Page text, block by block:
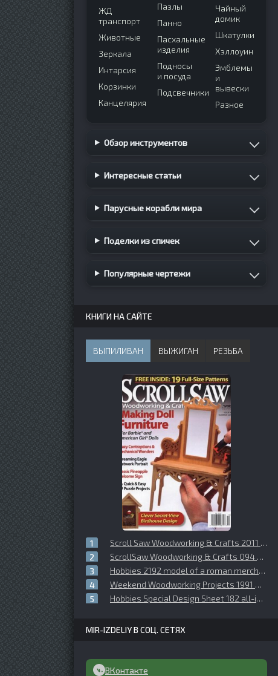
ЖД
транспорт
Животные
Зеркала
Интарсия
Корзинки
Канцелярия
Пазлы
Панно
Пасхальные
изделия
Подносы
и посуда
Подсвечники
Чайный
домик
Шкатулки
Хэллоуин
Эмблемы
и
вывески
Разное
Обзор инструментов
Интересные статьи
Парусные корабли мира
Поделки из спичек
Популярные чертежи
КНИГИ НА САЙТЕ
ВЫПИЛИВАН ВЫЖИГАН РЕЗЬБА
Scroll Saw Woodworking & Crafts 2011 №043 Summer
ScrollSaw Woodworking & Crafts 094 Spring 2024
Hobbies 2192 model of a roman merchant ship
Weekend Woodworking Projects 1991 №01 (19) January
Hobbies Special Design Sheet 182 all-in wireles
MIR-IZDELIY В СОЦ. СЕТЯХ
ВКонтакте